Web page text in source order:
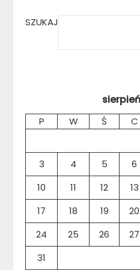
SZUKAJ
P W Ś C
3
4 5 6
10
11 12 13
17
18 19 20
24
25 26 27
31